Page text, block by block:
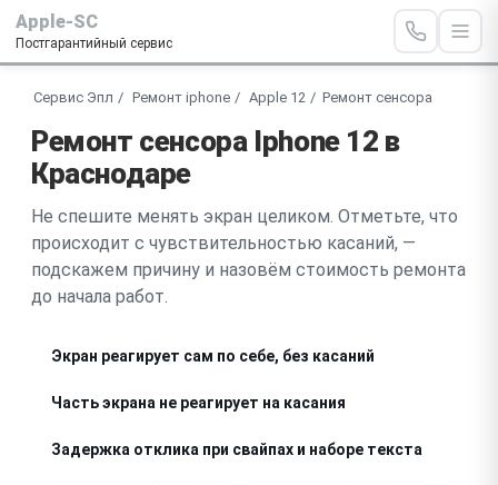
Apple-SC
Постгарантийный сервис
Сервис Эпл Ремонт iphone Apple 12 Ремонт сенсора
Ремонт сенсора Iphone 12 в
Краснодаре
Не спешите менять экран целиком. Отметьте, что
происходит с чувствительностью касаний, —
подскажем причину и назовём стоимость ремонта
до начала работ.
Экран реагирует сам по себе, без касаний
Часть экрана не реагирует на касания
Задержка отклика при свайпах и наборе текста